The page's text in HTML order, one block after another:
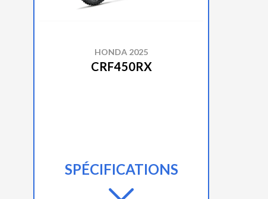
HONDA 2025
CRF450RX
SPÉCIFICATIONS